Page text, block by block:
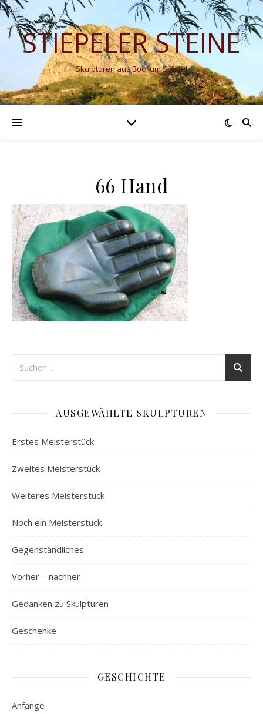
STIEPELER STEINE
Skulpturen aus Bochum Stiepel
66 Hand
AUSGEWÄHLTE SKULPTUREN
Erstes Meisterstück
Zweites Meisterstück
Weiteres Meisterstück
Noch ein Meisterstück
Gegenständliches
Vorher – nachher
Gedanken zu Skulpturen
Geschenke
GESCHICHTE
Anfänge